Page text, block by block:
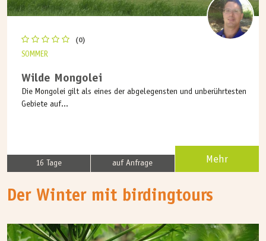
(0)
SOMMER
Wilde Mongolei
Die Mongolei gilt als eines der abgelegensten und unberührtesten
Gebiete auf...
16 Tage auf Anfrage Mehr
Der Winter mit birdingtours